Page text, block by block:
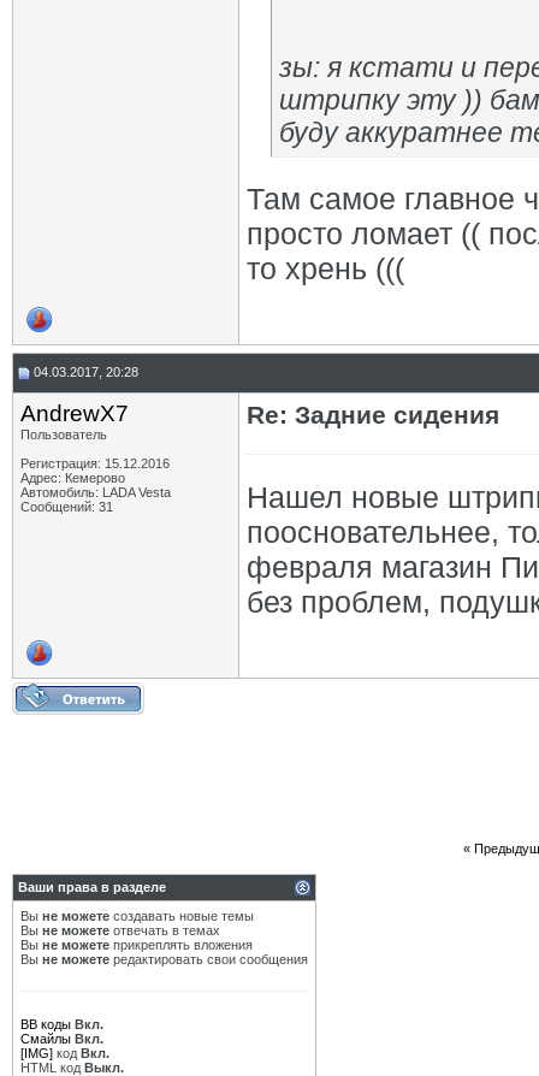
зы: я кстати и
штрипку эту ))
буду аккуратнее
Там самое главное
просто ломает ((
то хрень (((
04.03.2017, 20:28
AndrewX7
Пользователь
Регистрация: 15.12.2016
Адрес: Кемерово
Автомобиль: LADA Vesta
Сообщений: 31
Re: Задние сидения
Нашел новые
поосновательнее,
февраля магазин
без проблем,
«
Ваши права в разделе
Вы не можете создавать новые темы
Вы не можете отвечать в темах
Вы не можете прикреплять вложения
Вы не можете редактировать свои сообщения
BB коды Вкл.
Смайлы Вкл.
[IMG] код Вкл.
HTML код Выкл.